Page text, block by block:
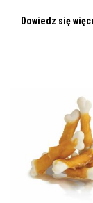
Dowiedz się